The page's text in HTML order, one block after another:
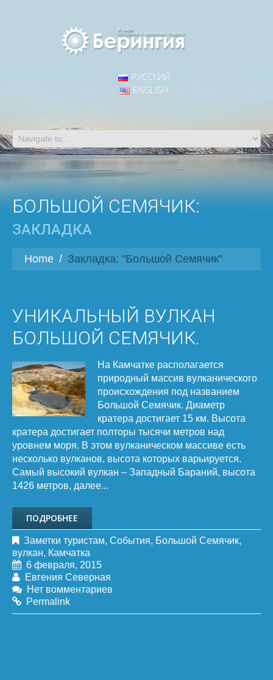
РУССКИЙ
ENGLISH
БОЛЬШОЙ СЕМЯЧИК:
ЗАКЛАДКА
Home / Закладка: "Большой Семячик"
УНИКАЛЬНЫЙ ВУЛКАН
БОЛЬШОЙ СЕМЯЧИК.
На Камчатке располагается
природный массив вулканического
происхождения под названием
Большой Семячик. Диаметр
кратера достигает 15 км. Высота
кратера достигает полторы тысячи метров над
уровнем моря. В этом вулканическом массиве есть
несколько вулканов, высота которых варьируется.
Самый высокий вулкан – Западный Бараний, высота
1426 метров, далее...
ПОДРОБНЕЕ
Заметки туристам, События, Большой Семячик,
вулкан, Камчатка
6 февраля, 2015
Евгения Северная
Нет вомментариев
Permalink